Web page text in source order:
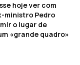
hoje ver com
ministro Pedro
o lugar de
«grande quadro»